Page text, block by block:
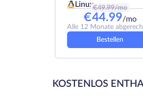
Linux€49.99/mo
€44.99/mo
Alle 12 Monate
Bestellen
KOSTENLOS